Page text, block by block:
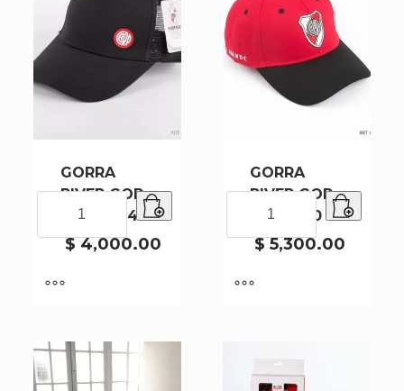
GORRA
RIVER GOR-
RP02-1-240
$4,000.00
GOR-
1-
GORRA
RIVER GOR-
RP01-240
$5,300.00
GOR-
240